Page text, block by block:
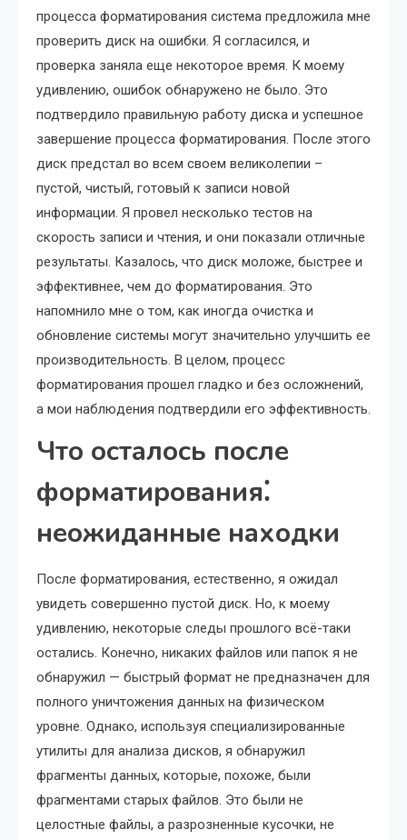
процесса форматирования система предложила мне
проверить диск на ошибки. Я согласился, и
проверка заняла еще некоторое время. К моему
удивлению, ошибок обнаружено не было. Это
подтвердило правильную работу диска и успешное
завершение процесса форматирования. После этого
диск предстал во всем своем великолепии –
пустой, чистый, готовый к записи новой
информации. Я провел несколько тестов на
скорость записи и чтения, и они показали отличные
результаты. Казалось, что диск моложе, быстрее и
эффективнее, чем до форматирования. Это
напомнило мне о том, как иногда очистка и
обновление системы могут значительно улучшить ее
производительность. В целом, процесс
форматирования прошел гладко и без осложнений,
а мои наблюдения подтвердили его эффективность.
Что осталось после
форматирования⁚
неожиданные находки
После форматирования, естественно, я ожидал
увидеть совершенно пустой диск. Но, к моему
удивлению, некоторые следы прошлого всё-таки
остались. Конечно, никаких файлов или папок я не
обнаружил — быстрый формат не предназначен для
полного уничтожения данных на физическом
уровне. Однако, используя специализированные
утилиты для анализа дисков, я обнаружил
фрагменты данных, которые, похоже, были
фрагментами старых файлов. Это были не
целостные файлы, а разрозненные кусочки, не